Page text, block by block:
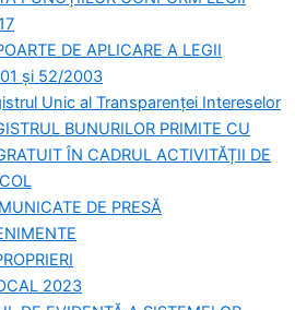
DE APLICARE A LEGII
și 52/2003
Unic al Transparenței Intereselor
BUNURILOR PRIMITE CU
ÎN CADRUL ACTIVITĂȚII DE
DE PRESĂ
2023